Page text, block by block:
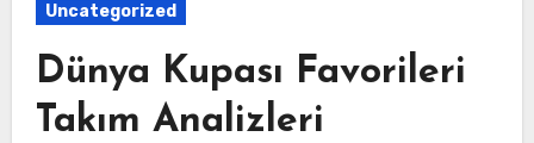
Uncategorized
Dünya Kupası Favorileri
Takım Analizleri